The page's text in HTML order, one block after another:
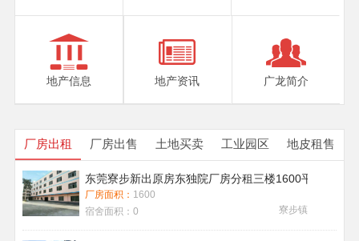
地产信息 地产资讯 广龙简介
厂房出租 厂房出售 土地买卖 工业园区 地皮租售
东莞寮步新出原房东独院厂房分租三楼1600平方带地
厂房面积： 1600
宿舍面积： 0 寮步镇